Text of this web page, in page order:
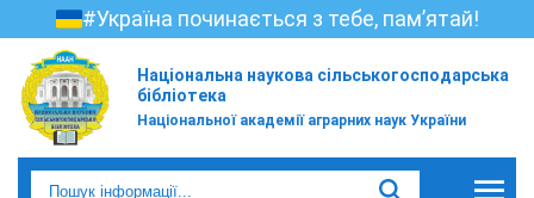
#Україна починається з тебе, пам’ятай!
Національна наукова сільськогосподарська
бібліотека
Національної академії аграрних наук України